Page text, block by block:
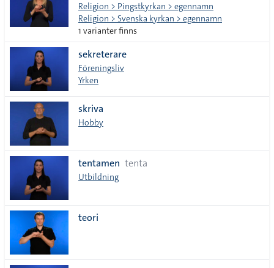
Religion > Pingstkyrkan > egennamn
Religion > Svenska kyrkan > egennamn
1 varianter finns
sekreterare
Föreningsliv
Yrken
skriva
Hobby
tentamen tenta
Utbildning
teori